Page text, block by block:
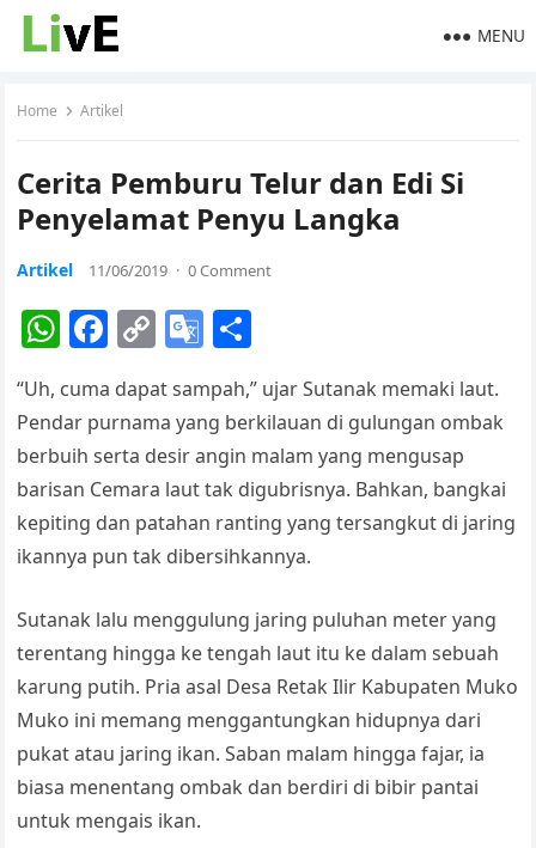
MENU
Home Artikel
Cerita Pemburu Telur dan Edi Si
Penyelamat Penyu Langka
Artikel 11/06/2019 · 0 Comment
W
at
s
A
p
p
F
c
e
b
o
o
C
p
y
Li
n
k
G
o
gl
e
Tr
a
sl
at
e
ar
e
“Uh, cuma dapat sampah,” ujar Sutanak memaki laut.
Pendar purnama yang berkilauan di gulungan ombak
berbuih serta desir angin malam yang mengusap
barisan Cemara laut tak digubrisnya. Bahkan, bangkai
kepiting dan patahan ranting yang tersangkut di jaring
ikannya pun tak dibersihkannya.
Sutanak lalu menggulung jaring puluhan meter yang
terentang hingga ke tengah laut itu ke dalam sebuah
karung putih. Pria asal Desa Retak Ilir Kabupaten Muko
Muko ini memang menggantungkan hidupnya dari
pukat atau jaring ikan. Saban malam hingga fajar, ia
biasa menentang ombak dan berdiri di bibir pantai
untuk mengais ikan.